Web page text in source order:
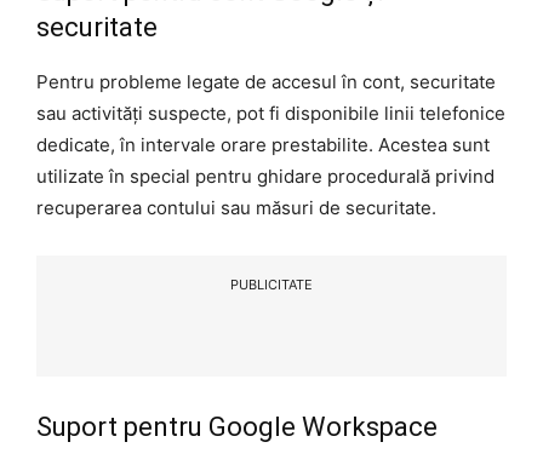
securitate
Pentru probleme legate de accesul în cont, securitate
sau activități suspecte, pot fi disponibile linii telefonice
dedicate, în intervale orare prestabilite. Acestea sunt
utilizate în special pentru ghidare procedurală privind
recuperarea contului sau măsuri de securitate.
PUBLICITATE
Suport pentru Google Workspace